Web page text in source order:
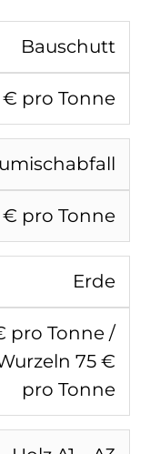
Bauschutt
€ pro Tonne
€ pro Tonne
Erde
pro Tonne /
75 €
pro Tonne